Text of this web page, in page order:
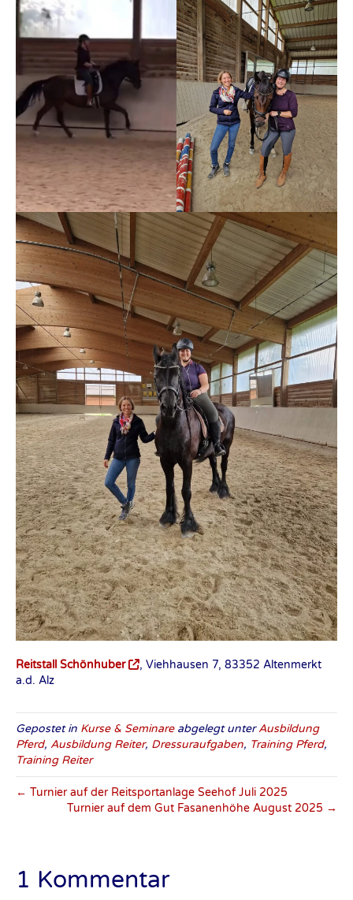
Reitstall Schönhuber
, Viehhausen 7, 83352 Altenmerkt
a.d. Alz
Gepostet in Kurse & Seminareabgelegt unterAusbildung
Pferd, Ausbildung Reiter, Dressuraufgaben, Training Pferd,
Training Reiter
← Turnier auf der Reitsportanlage Seehof Juli 2025
Turnier auf dem Gut Fasanenhöhe August 2025 →
1 Kommentar